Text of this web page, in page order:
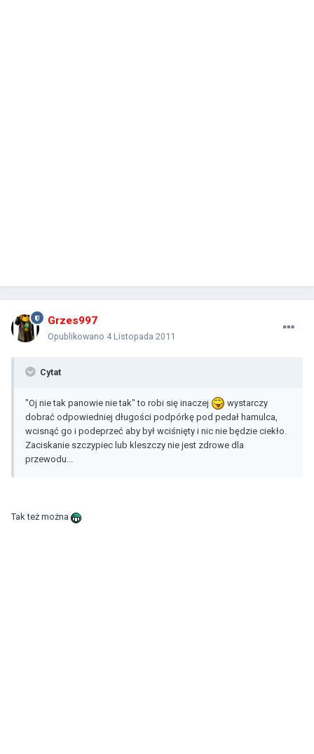
Grzes997
Opublikowano 4 Listopada 2011
Cytat
"Oj nie tak panowie nie tak" to robi się inaczej
wystarczy
dobrać odpowiedniej długości podpórkę pod pedał hamulca,
wcisnąć go i podeprzeć aby był wciśnięty i nic nie będzie ciekło.
Zaciskanie szczypiec lub kleszczy nie jest zdrowe dla
przewodu...
Tak też można